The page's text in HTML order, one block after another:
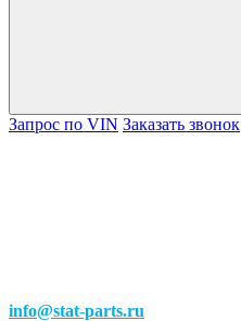
Запрос по VIN Заказать звонок
info@stat-parts.ru